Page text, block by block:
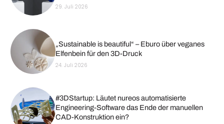
29. Juli 2026
„Sustainable is beautiful“ – Eburo über veganes
Elfenbein für den 3D-Druck
24. Juli 2026
#3DStartup: Läutet nureos automatisierte
Engineering-Software das Ende der manuellen
CAD-Konstruktion ein?